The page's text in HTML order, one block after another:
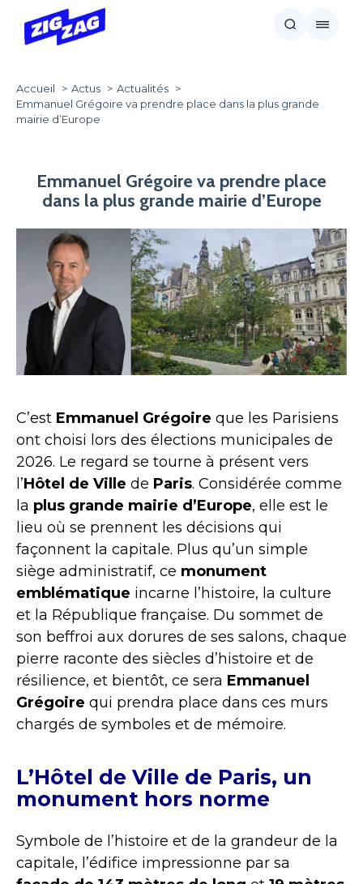
Accueil Actus
Actualités
Emmanuel Grégoire va prendre place dans la plus grande
mairie d’Europe
Emmanuel Grégoire va prendre place
dans la plus grande mairie d’Europe
C’est Emmanuel Grégoire que les Parisiens
ont choisi lors des élections municipales de
2026. Le regard se tourne à présent vers
l’Hôtel de Ville de Paris. Considérée comme
la plus grande mairie d’Europe, elle est le
lieu où se prennent les décisions qui
façonnent la capitale. Plus qu’un simple
siège administratif, ce monument
emblématique incarne l’histoire, la culture
et la République française. Du sommet de
son beffroi aux dorures de ses salons, chaque
pierre raconte des siècles d’histoire et de
résilience, et bientôt, ce sera Emmanuel
Grégoire qui prendra place dans ces murs
chargés de symboles et de mémoire.
L’Hôtel de Ville de Paris, un
monument hors norme
Symbole de l’histoire et de la grandeur de la
capitale, l’édifice impressionne par sa